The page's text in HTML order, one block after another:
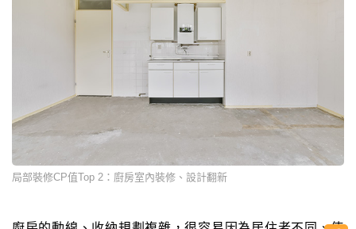
局部裝修CP值Top 2：廚房室內裝修、設計翻新